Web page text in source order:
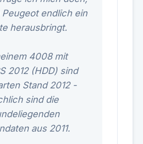
Peugeot endlich ein
herausbringt.
4008 mit
2012 (HDD) sind
Stand 2012 -
sind die
aus 2011.